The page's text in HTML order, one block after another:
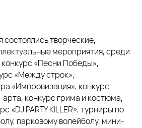
творческие,
мероприятия, среди
«Песни Победы»,
«Между строк»,
«Импровизация», конкурс
конкурс грима и костюма,
«DJ PARTY KILLER», турниры по
парковому волейболу, мини-